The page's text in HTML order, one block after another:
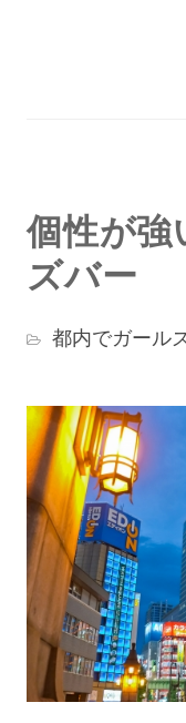
個性が強
ズバー
都内でガール